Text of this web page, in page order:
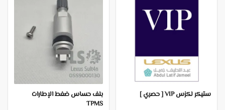
ستيكر لكزس VIP [ حصري ]
بلف حساس ضغط الإطارات
TPMS